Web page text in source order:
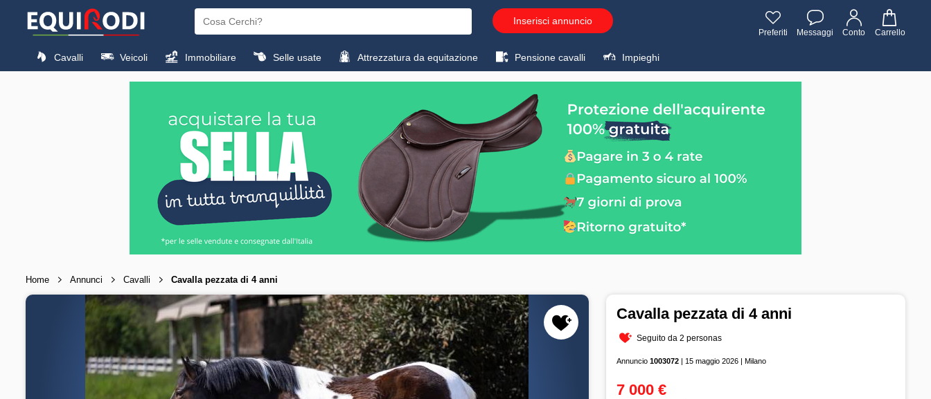
Inserisci annuncio
Preferiti Messaggi Conto Carrello
Cavalli Veicoli Immobiliare Selle usate Attrezzatura da equitazione Pensione cavalli Impieghi
Home Annunci Cavalli Cavalla pezzata di 4 anni
Cavalla pezzata di 4 anni
Seguito da 2 personas
Annuncio1003072 | 15 maggio 2026 | Milano
7 000 €